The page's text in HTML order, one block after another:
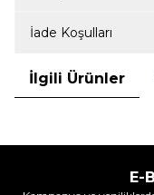
İade Koşulları
İlgili Ürünler
E-